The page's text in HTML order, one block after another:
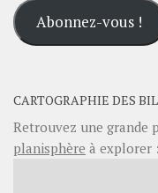
e-
mailAbonnez-vous !
CARTOGRAPHIE DES
Retrouvez une grande
planisphère à explorer :